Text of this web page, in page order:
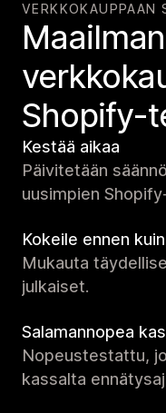
VERKKOKAUPPAAN
Shopify-
Kestää aikaa
Päivitetään
uusimpien
Kokeile ennen
Mukauta
julkaiset.
Salamannopea
Nopeustestattu,
kassalta